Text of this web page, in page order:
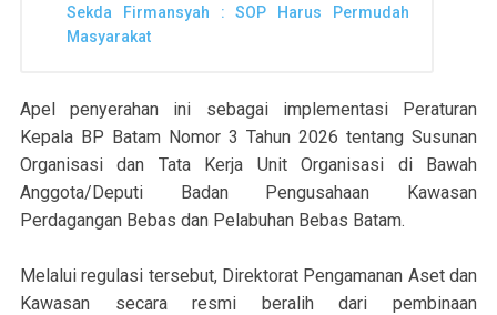
Sekda Firmansyah : SOP Harus Permudah
Masyarakat
Apel penyerahan ini sebagai implementasi Peraturan
Kepala BP Batam Nomor 3 Tahun 2026 tentang Susunan
Organisasi dan Tata Kerja Unit Organisasi di Bawah
Anggota/Deputi Badan Pengusahaan Kawasan
Perdagangan Bebas dan Pelabuhan Bebas Batam.
Melalui regulasi tersebut, Direktorat Pengamanan Aset dan
Kawasan secara resmi beralih dari pembinaan